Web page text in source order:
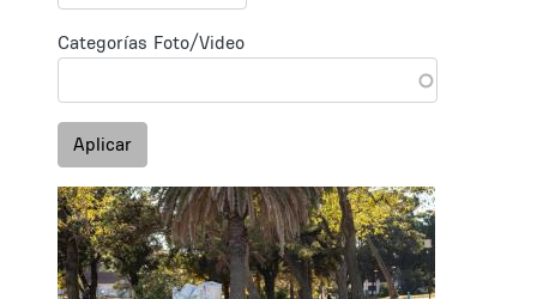
Categorías Foto/Video
Aplicar